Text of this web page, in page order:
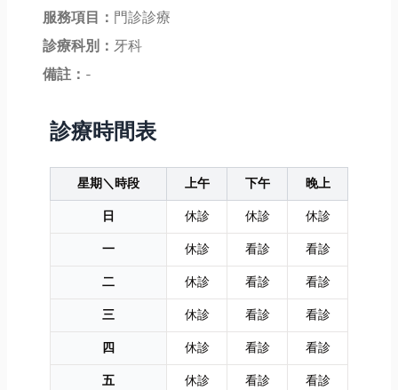
服務項目： 門診診療
診療科別： 牙科
備註： -
診療時間表
星期＼時段 上午 下午
晚上
日
休診 休診
休診
一
休診 看診
看診
二
休診 看診
看診
三
休診 看診
看診
四
休診 看診
看診
五
休診 看診
看診